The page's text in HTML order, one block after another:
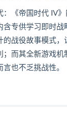
：《帝国时代 IV
含专供学习 即时战
的战役故事模式，
；而其全新游戏机
也不乏挑战性。